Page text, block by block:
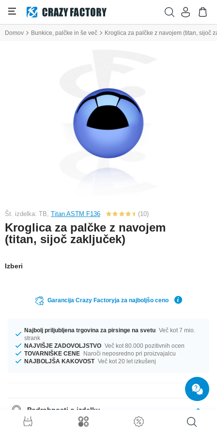
Domov Bunkice, palčke in še več Kroglica za palčke z navojem (titan, sijoč
Št. izdelka: TB, Titan ASTM F136 (10)
Kroglica za palčke z navojem
(titan, sijoč zaključek)
Izberi
Garancija Crazy Factoryja za najboljšo ceno
Najbolj priljubljena trgovina za pirsinge na svetu Več kot 7 mio.
strank
NAJVIŠJE ZADOVOLJSTVO Več kot 80.000 pozitivnih ocen
TOVARNIŠKE CENE Naroči neposredno pri proizvajalcu
NAJBOLJŠA KAKOVOST Več kot 20 let izkušenj
Podrobnosti o izdelku
For 1.6mm pins